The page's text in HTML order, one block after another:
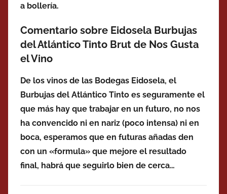
a bollería.
Comentario sobre Eidosela Burbujas
del Atlántico Tinto Brut de Nos Gusta
el Vino
De los vinos de las Bodegas Eidosela, el
Burbujas del Atlántico Tinto es seguramente el
que más hay que trabajar en un futuro, no nos
ha convencido ni en nariz (poco intensa) ni en
boca, esperamos que en futuras añadas den
con un «formula» que mejore el resultado
final, habrá que seguirlo bien de cerca…